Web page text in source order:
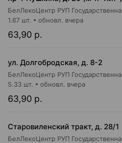
63,90 р.
1.67 шт. обновл. вчера
ул. Долгобродская, д. 8-2
63,90 р.
5.33 шт. обновл. вчера
Старовиленский тракт, д. 28/1